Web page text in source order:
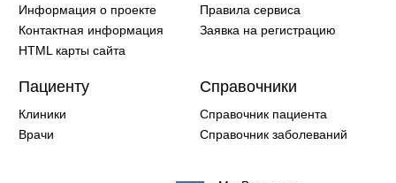
Информация о проекте
Контактная информация
HTML карты сайта
Правила сервиса
Заявка на регистрацию
Пациенту
Клиники
Врачи
Справочники
Справочник пациента
Справочник заболеваний